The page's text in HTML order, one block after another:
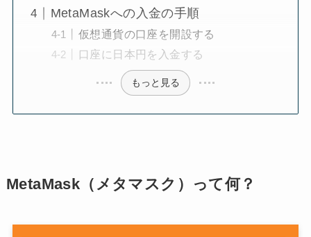
MetaMaskへの入金の手順
仮想通貨の口座を開設する
口座に日本円を入金する
もっと見る
MetaMask（メタマスク）って何？